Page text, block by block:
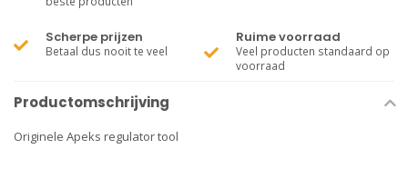
Scherpe prijzen
Betaal dus nooit te veel
Ruime voorraad
Veel producten standaard op
voorraad
Productomschrijving
Originele Apeks regulator tool